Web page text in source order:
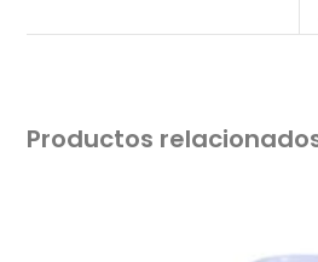
Productos